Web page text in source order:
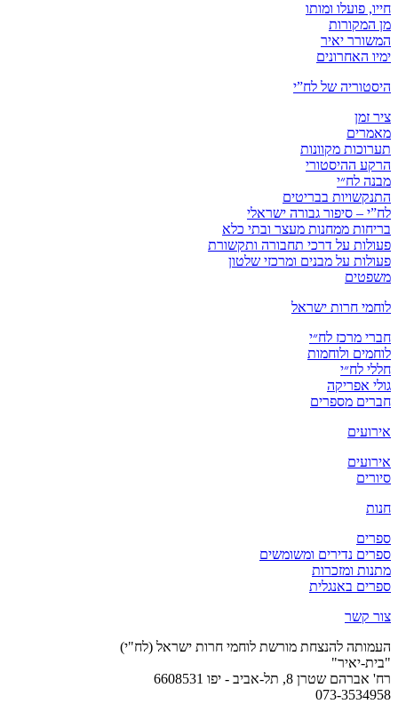
חייו, פועלו ומותו
מן המקורות
המשורר יאיר
ימיו האחרונים
היסטוריה של לח”י
ציר זמן
מאמרים
תערוכות מקוונות
הרקע ההיסטורי
מבנה לח״י
התנקשויות בבריטים
לח”י – סיפור גבורה ישראלי
בריחות ממחנות מעצר ובתי כלא
פעולות על דרכי תחבורה ותקשורת
פעולות על מבנים ומרכזי שלטון
משפטים
לוחמי חרות ישראל
חברי מרכז לח״י
לוחמים ולוחמות
חללי לח״י
גולי אפריקה
חברים מספרים
אירועים
אירועים
סיורים
חנות
ספרים
ספרים נדירים ומשומשים
מתנות ומזכרות
ספרים באנגלית
צור קשר
העמותה להנצחת מורשת לוחמי חרות ישראל (לח"י)
"בית-יאיר"
רח' אברהם שטרן 8, תל-אביב - יפו 6608531
073-3534958